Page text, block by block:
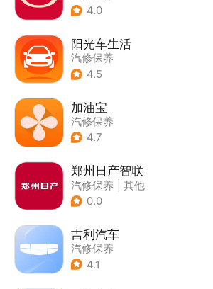
4.0
阳光车生活
汽修保养
4.5
加油宝
汽修保养
4.7
郑州日产智联
汽修保养
其他
0.0
吉利汽车
汽修保养
4.1